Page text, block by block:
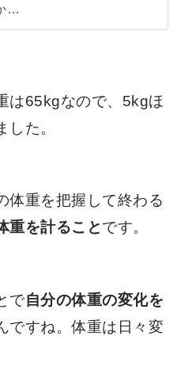
…
は65kgなので、5kgほ
した。
体重を把握して終わる
重を計ることです。
で自分の体重の変化を
ですね。体重は日々変